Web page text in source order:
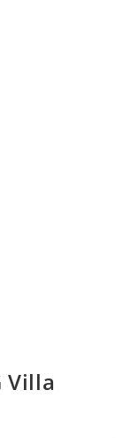
Villa